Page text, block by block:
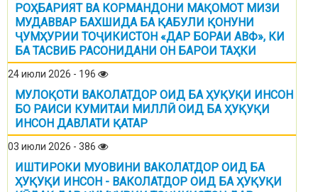
РОҲБАРИЯТ ВА КОРМАНДОНИ МАҚОМОТ МИЗИ
МУДАВВАР БАХШИДА БА ҚАБУЛИ ҚОНУНИ
ҶУМҲУРИИ ТОҶИКИСТОН «ДАР БОРАИ АВФ», КИ
БА ТАСВИБ РАСОНИДАНИ ОН БАРОИ ТАҲКИ
24 июли 2026 - 196
МУЛОҚОТИ ВАКОЛАТДОР ОИД БА ҲУҚУҚИ ИНСОН
БО РАИСИ КУМИТАИ МИЛЛӢ ОИД БА ҲУҚУҚИ
ИНСОН ДАВЛАТИ ҚАТАР
03 июли 2026 - 386
ИШТИРОКИ МУОВИНИ ВАКОЛАТДОР ОИД БА
ҲУҚУҚИ ИНСОН - ВАКОЛАТДОР ОИД БА ҲУҚУҚИ